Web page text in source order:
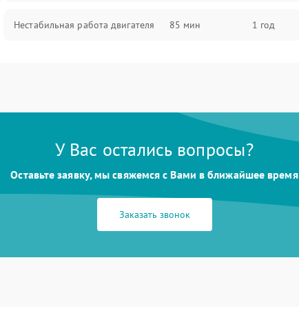
Нестабильная работа двигателя 85 мин 1 год
У Вас остались вопросы?
Оставьте заявку, мы свяжемся с Вами в ближайшее время
Заказать звонок